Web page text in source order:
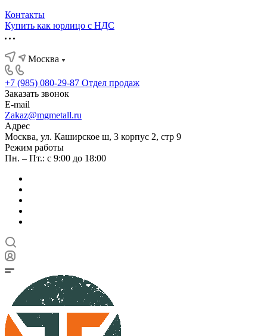
Контакты
Купить как юрлицо с НДС
Москва
+7 (985) 080-29-87 Отдел продаж
Заказать звонок
E-mail
Zakaz@mgmetall.ru
Адрес
Москва, ул. Каширское ш, 3 корпус 2, стр 9
Режим работы
Пн. – Пт.: с 9:00 до 18:00